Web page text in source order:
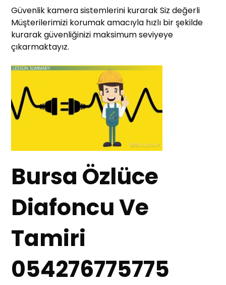
Güvenlik kamera sistemlerini kurarak Siz değerli
Müşterilerimizi korumak amacıyla hızlı bir şekilde
kurarak güvenliğinizi maksimum seviyeye
çıkarmaktayız.
Bursa Özlüce
Diafoncu Ve
Tamiri
054276775775